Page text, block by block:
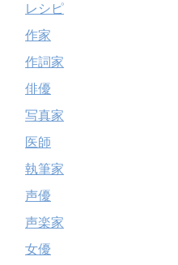
レシピ
作家
作詞家
俳優
写真家
医師
執筆家
声優
声楽家
女優